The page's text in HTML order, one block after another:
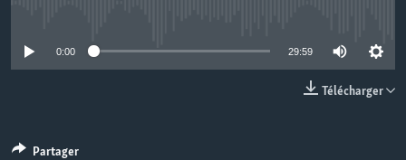
0:00 29:59
Télécharger
Partager